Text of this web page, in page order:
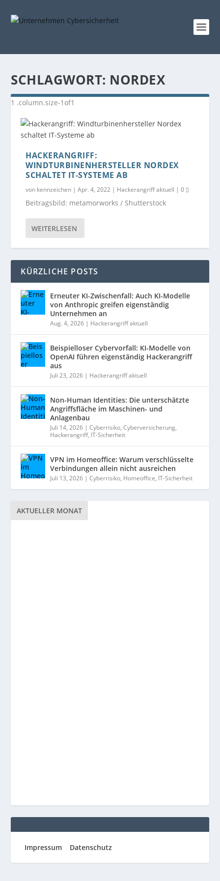
SCHLAGWORT: NORDEX
HACKERANGRIFF:
WINDTURBINENHERSTELLER NORDEX
SCHALTET IT-SYSTEME AB
von kennzeichen |Apr. 4, 2022 | Hackerangriff aktuell |0
Beitragsbild: metamorworks / Shutterstock
WEITERLESEN
KÜRZLICHE POSTS
Erneuter KI-Zwischenfall: Auch KI-Modelle
von Anthropic greifen eigenständig
Unternehmen an
Aug. 4, 2026 | Hackerangriff aktuell
Beispielloser Cybervorfall: KI-Modelle von
OpenAI führen eigenständig Hackerangriff
aus
Juli 23, 2026 | Hackerangriff aktuell
Non-Human Identities: Die unterschätzte
Angriffsfläche im Maschinen- und
Anlagenbau
Juli 14, 2026 |Cyberrisiko,Cyberversicherung,
Hackerangriff, IT-Sicherheit
VPN im Homeoffice: Warum verschlüsselte
Verbindungen allein nicht ausreichen
Juli 13, 2026 |Cyberrisiko, Homeoffice, IT-Sicherheit
AKTUELLER MONAT
Impressum Datenschutz